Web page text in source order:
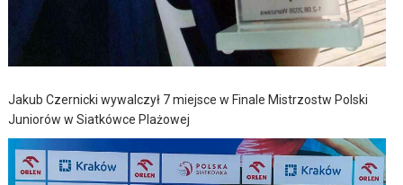
Jakub Czernicki wywalczył 7 miejsce w Finale Mistrzostw Polski
Juniorów w Siatkówce Plażowej